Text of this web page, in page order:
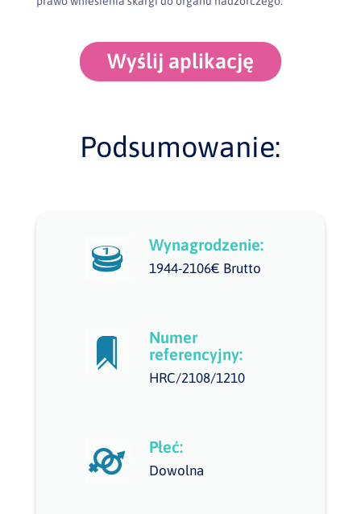
Wyślij aplikację
Podsumowanie:
Wynagrodzenie:
1944-2106€ Brutto
Numer
referencyjny:
HRC/2108/1210
Płeć:
Dowolna